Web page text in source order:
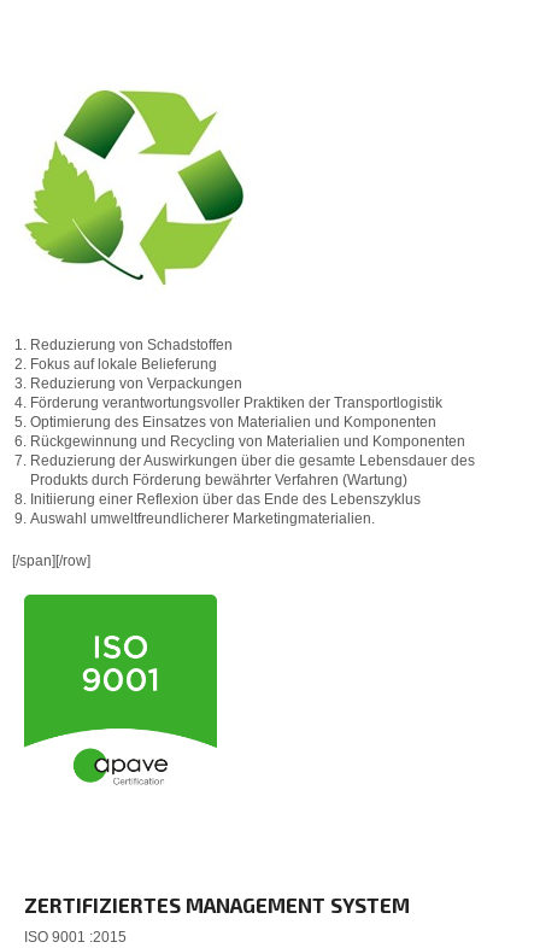
Reduzierung von Schadstoffen
Fokus auf lokale Belieferung
Reduzierung von Verpackungen
Förderung verantwortungsvoller Praktiken der Transportlogistik
Optimierung des Einsatzes von Materialien und Komponenten
Rückgewinnung und Recycling von Materialien und Komponenten
Reduzierung der Auswirkungen über die gesamte Lebensdauer des
Produkts durch Förderung bewährter Verfahren (Wartung)
Initiierung einer Reflexion über das Ende des Lebenszyklus
Auswahl umweltfreundlicherer Marketingmaterialien.
[/span][/row]
ZERTIFIZIERTES MANAGEMENT SYSTEM
ISO 9001 :2015